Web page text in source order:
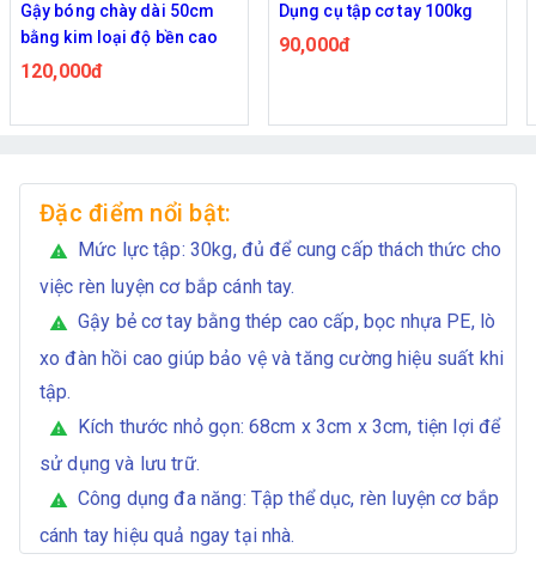
Dụng cụ tập cơ tay 100kg
90,000đ
Dụng cụ tập hỗ trợ chống
đẩy push up stand (thiết kế
Đặc điểm nổi bật:
warning
Mức lực tập: 30kg, đủ để cung cấp thách thức cho
việc rèn luyện cơ bắp cánh tay.
warning
Gậy bẻ cơ tay bằng thép cao cấp, bọc nhựa PE, lò
xo đàn hồi cao giúp bảo vệ và tăng cường hiệu suất khi
tập.
warning
Kích thước nhỏ gọn: 68cm x 3cm x 3cm, tiện lợi để
sử dụng và lưu trữ.
warning
Công dụng đa năng: Tập thể dục, rèn luyện cơ bắp
cánh tay hiệu quả ngay tại nhà.